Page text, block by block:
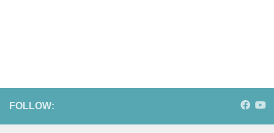
FOLLOW: